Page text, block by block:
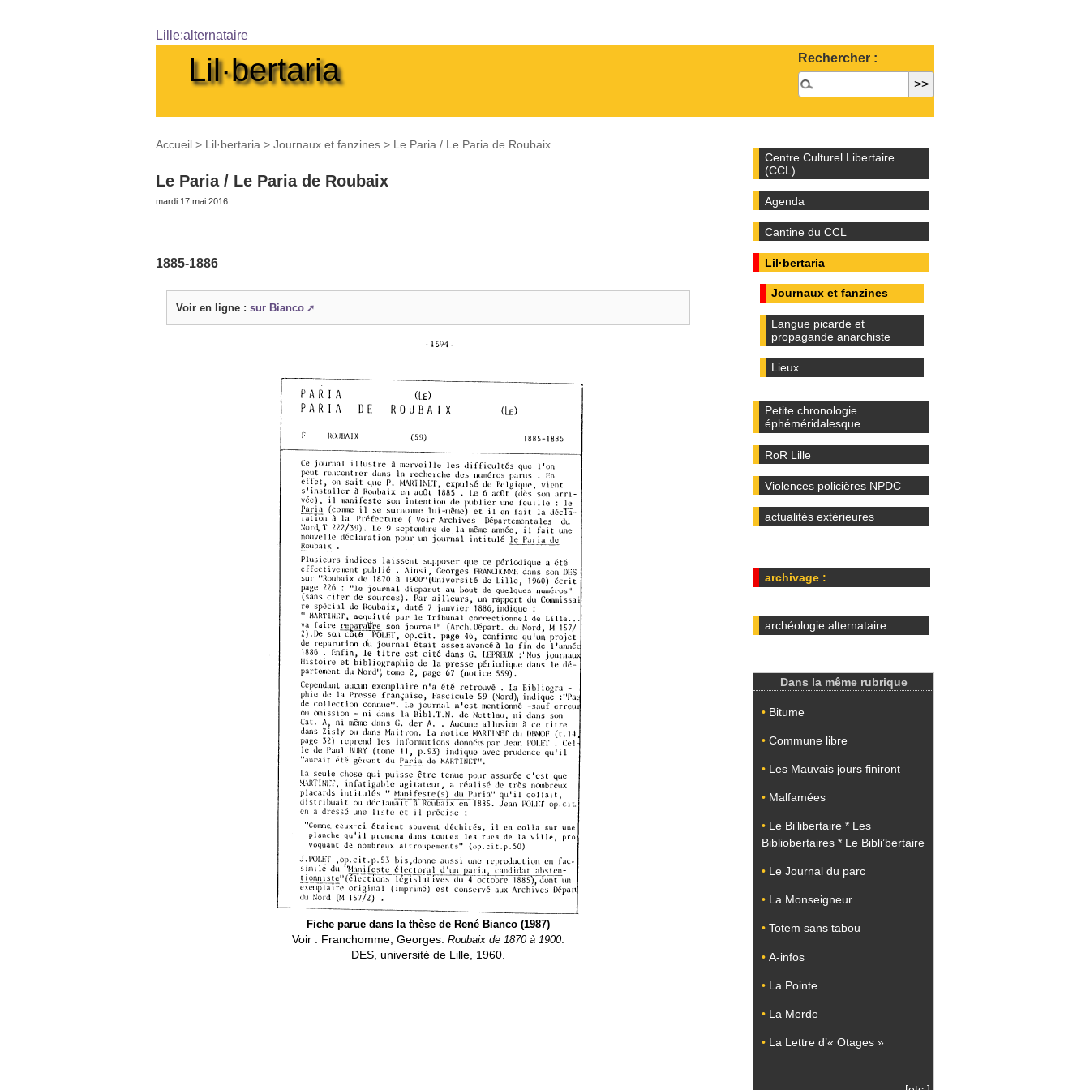
Lille:alternataire
Lil·bertaria Rechercher :
Accueil > Lil·bertaria > Journaux et fanzines > Le Paria / Le Paria de Roubaix
Le Paria / Le Paria de Roubaix
mardi 17 mai 2016
1885-1886
Voir en ligne : sur Bianco
Fiche parue dans la thèse de René Bianco (1987)
Voir : Franchomme, Georges. Roubaix de 1870 à 1900.
DES, université de Lille, 1960.
Centre Culturel Libertaire
(CCL)
Agenda
Cantine du CCL
Lil·bertaria
Journaux et fanzines
Langue picarde et
propagande anarchiste
Lieux
Petite chronologie
éphéméridalesque
RoR Lille
Violences policières NPDC
actualités extérieures
archivage :
archéologie:alternataire
Dans la même rubrique
• Bitume
• Commune libre
• Les Mauvais jours finiront
• Malfamées
• Le Bi’libertaire * Les
Bibliobertaires * Le Bibli’bertaire
• Le Journal du parc
• La Monseigneur
• Totem sans tabou
• A-infos
• La Pointe
• La Merde
• La Lettre d’« Otages »